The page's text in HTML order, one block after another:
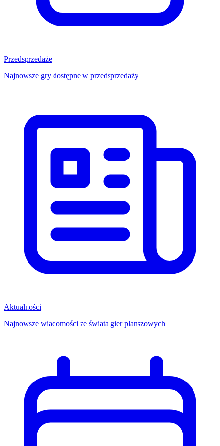
Przedsprzedaże
Najnowsze gry dostępne w przedsprzedaży
Aktualności
Najnowsze wiadomości ze świata gier planszowych